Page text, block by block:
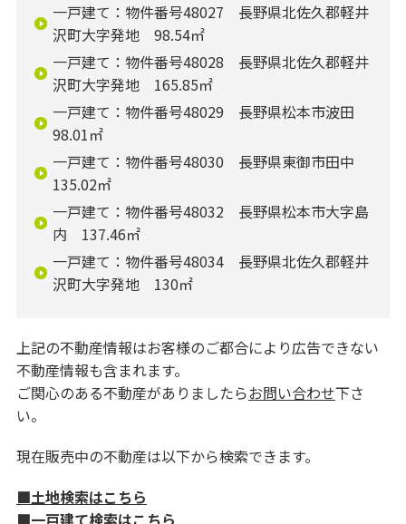
一戸建て：物件番号48027 長野県北佐久郡軽井
沢町大字発地 98.54㎡
一戸建て：物件番号48028 長野県北佐久郡軽井
沢町大字発地 165.85㎡
一戸建て：物件番号48029 長野県松本市波田
98.01㎡
一戸建て：物件番号48030 長野県東御市田中
135.02㎡
一戸建て：物件番号48032 長野県松本市大字島
内 137.46㎡
一戸建て：物件番号48034 長野県北佐久郡軽井
沢町大字発地 130㎡
上記の不動産情報はお客様のご都合により広告できない
不動産情報も含まれます。
ご関心のある不動産がありましたらお問い合わせ下さ
い。
現在販売中の不動産は以下から検索できます。
■土地検索はこちら
■一戸建て検索はこちら